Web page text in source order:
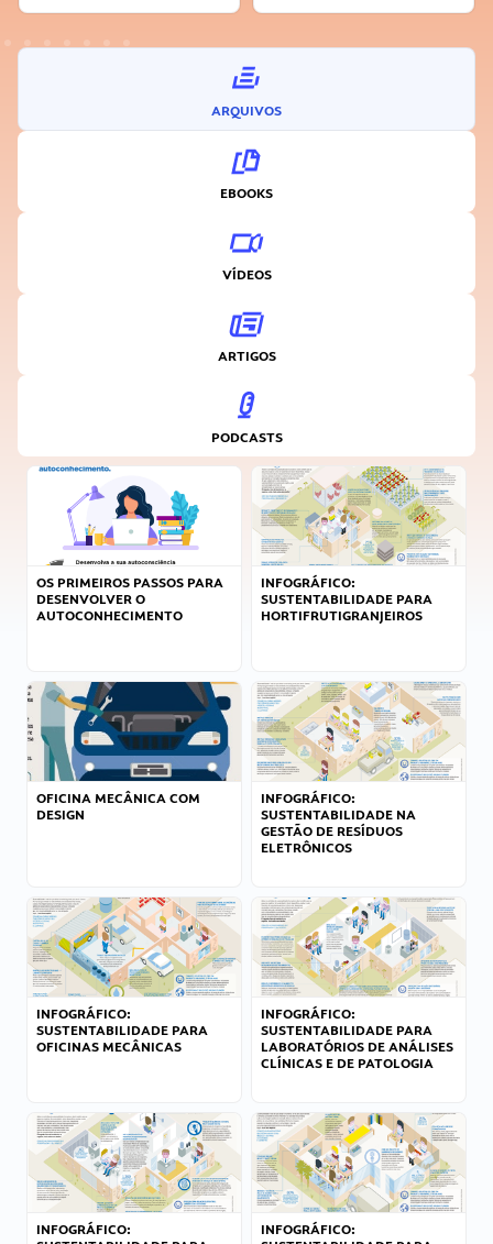
ARQUIVOS
EBOOKS
VÍDEOS
ARTIGOS
PODCASTS
OS PRIMEIROS PASSOS PARA
DESENVOLVER O
AUTOCONHECIMENTO
INFOGRÁFICO:
SUSTENTABILIDADE PARA
HORTIFRUTIGRANJEIROS
OFICINA MECÂNICA COM
DESIGN
INFOGRÁFICO:
SUSTENTABILIDADE NA
GESTÃO DE RESÍDUOS
ELETRÔNICOS
INFOGRÁFICO:
SUSTENTABILIDADE PARA
OFICINAS MECÂNICAS
INFOGRÁFICO:
SUSTENTABILIDADE PARA
LABORATÓRIOS DE ANÁLISES
CLÍNICAS E DE PATOLOGIA
INFOGRÁFICO:
INFOGRÁFICO: